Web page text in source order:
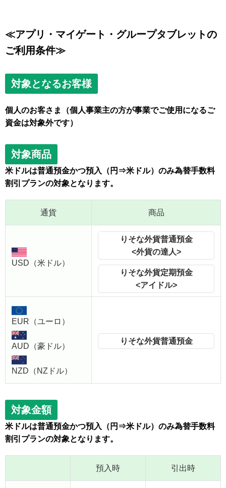
≪アプリ・マイゲート・グループタブレットの
ご利用条件≫
対象となるお客様
個人のお客さま（個人事業主の方が事業でご使用になるご
資金は対象外です）
対象商品
米ドルは普通預金かつ預入（円⇒米ドル）のみ為替手数料
割引プランの対象となります。
通貨 商品
USD（米ドル）
りそな外貨普通預金
<外貨の達人>
りそな外貨定期預金
<アイドル>
EUR（ユーロ）
AUD（豪ドル）
NZD（NZドル）
りそな外貨普通預金
対象金額
米ドルは普通預金かつ預入（円⇒米ドル）のみ為替手数料
割引プランの対象となります。
預入時 引出時